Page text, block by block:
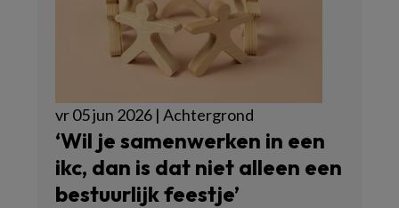
vr 05 jun 2026 | Achtergrond
‘Wil je samenwerken in een
ikc, dan is dat niet alleen een
bestuurlijk feestje’